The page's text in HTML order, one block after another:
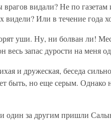
видали? Не по
видели? Или в течение года
уши. Ну, ни болван ли!
весь запас дурости на меня
и дружеская, беседа
быть, но еще серым. Однако
один за другим пришли